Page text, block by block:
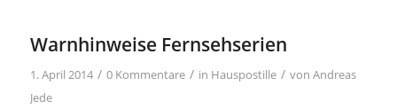
Warnhinweise Fernsehserien
1. April 2014 / 0 Kommentare / in Hauspostille / von Andreas
Jede